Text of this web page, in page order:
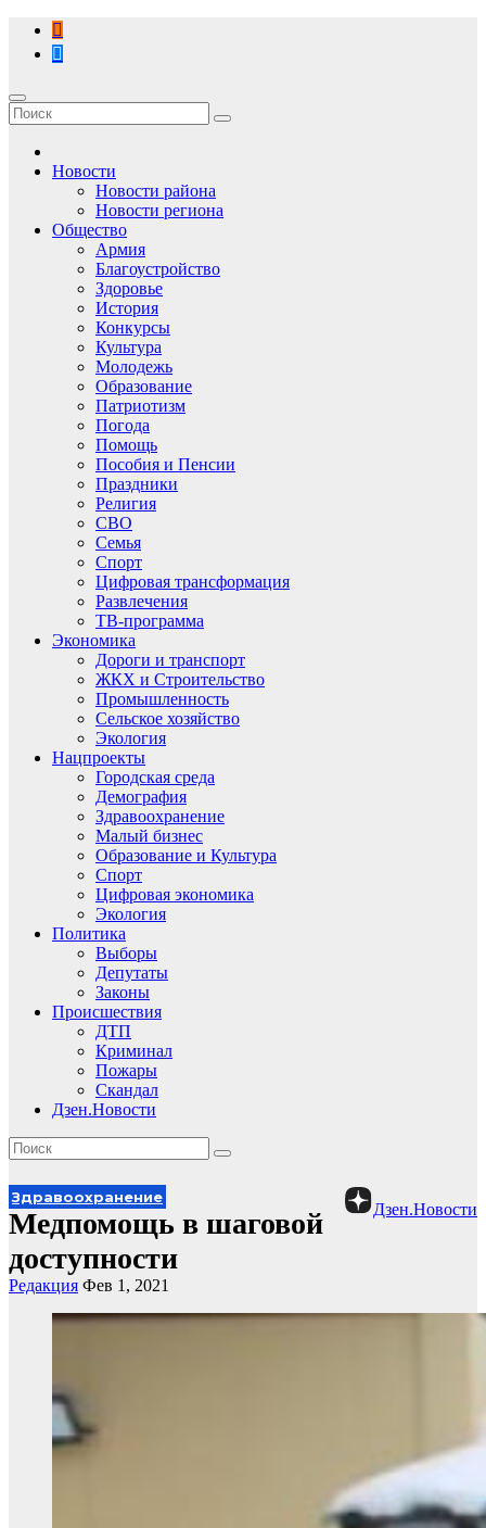
Перейти
содержимому
Новости
Новости района
Новости региона
Общество
Армия
Благоустройство
Здоровье
История
Конкурсы
Культура
Молодежь
Образование
Патриотизм
Погода
Помощь
Пособия и Пенсии
Праздники
Религия
СВО
Семья
Спорт
Цифровая трансформация
Развлечения
ТВ-программа
Экономика
Дороги и транспорт
ЖКХ и Строительство
Промышленность
Сельское хозяйство
Экология
Нацпроекты
Городская среда
Демография
Здравоохранение
Малый бизнес
Образование и Культура
Спорт
Цифровая экономика
Экология
Политика
Выборы
Депутаты
Законы
Происшествия
ДТП
Криминал
Пожары
Скандал
Дзен.Новости
Дзен.Новости
Здравоохранение
Медпомощь в шаговой
доступности
Редакция Фев 1, 2021